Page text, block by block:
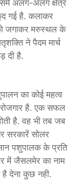
अलग-अलग क्षेत्र
गई है. कलाकर
जगाकर मरुस्थल के
ने पैदम मार्च
दी है.
का कोई महत्व
है. एक सफल
है. वह भी तब जब
सरकारें सोलर
पशुपालक के प्रति
में जैसलमेर का नाम
है देना कुछ नही.